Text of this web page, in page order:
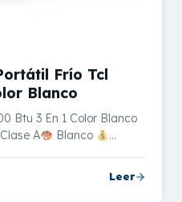
Frío Tcl
Blanco
Btu 3 En 1 Color Blanco
Clase A Blanco …
Leer